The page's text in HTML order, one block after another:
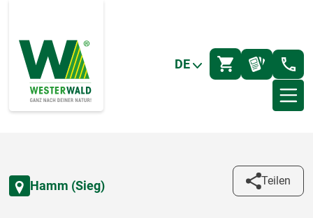
DE
Hamm (Sieg) Teilen